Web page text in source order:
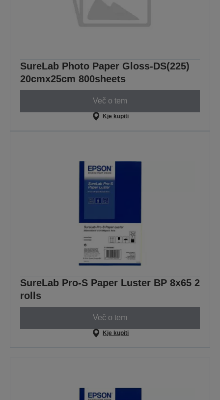
SureLab Photo Paper Gloss-DS(225)
20cmx25cm 800sheets
Več o tem
Kje kupiti
SureLab Pro-S Paper Luster BP 8x65 2
rolls
Več o tem
Kje kupiti